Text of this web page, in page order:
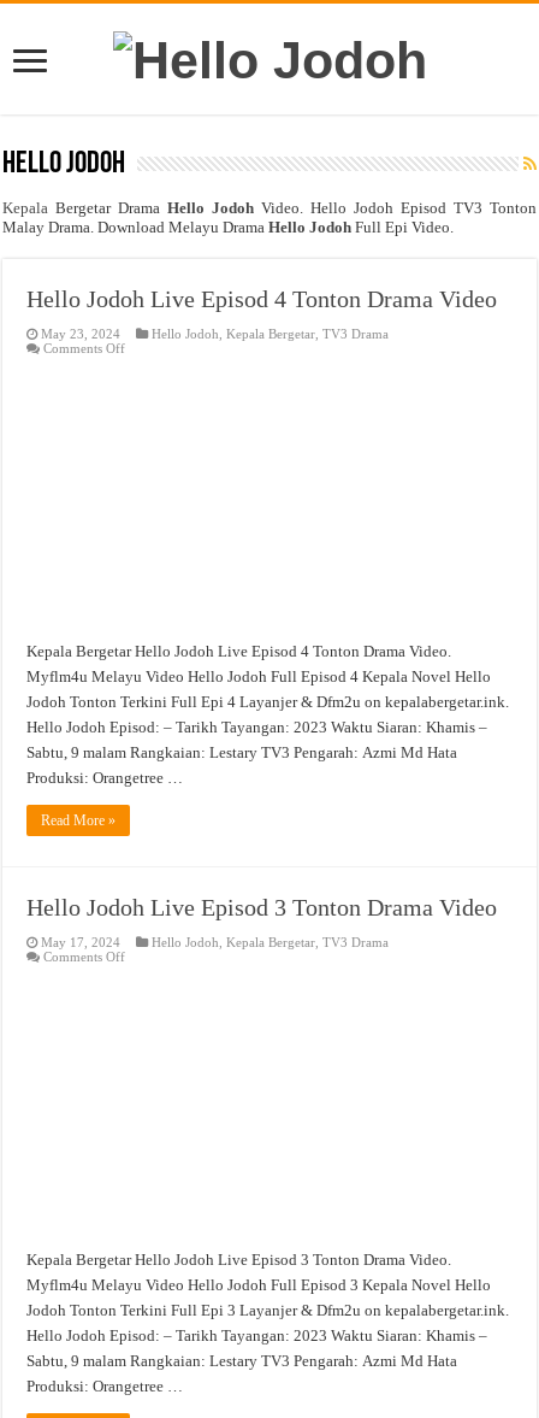
Hello Jodoh
Kepala Bergetar DramaHello Jodoh Video. Hello Jodoh Episod TV3 Tonton
Malay Drama. Download Melayu DramaHello Jodoh Full Epi Video.
Hello Jodoh Live Episod 4 Tonton Drama Video
May 23, 2024 Hello Jodoh ,Kepala Bergetar ,TV3 Drama
Comments Offon
Kepala Bergetar Hello Jodoh Live Episod 4 Tonton Drama Video.
Myflm4u Melayu Video Hello Jodoh Full Episod 4 Kepala Novel Hello
Jodoh Tonton Terkini Full Epi 4 Layanjer & Dfm2u on kepalabergetar.ink.
Hello Jodoh Episod: – Tarikh Tayangan: 2023 Waktu Siaran: Khamis –
Sabtu, 9 malam Rangkaian: Lestary TV3 Pengarah: Azmi Md Hata
Produksi: Orangetree …
Read More »
Hello Jodoh Live Episod 3 Tonton Drama Video
May 17, 2024 Hello Jodoh ,Kepala Bergetar ,TV3 Drama
Comments Offon
Kepala Bergetar Hello Jodoh Live Episod 3 Tonton Drama Video.
Myflm4u Melayu Video Hello Jodoh Full Episod 3 Kepala Novel Hello
Jodoh Tonton Terkini Full Epi 3 Layanjer & Dfm2u on kepalabergetar.ink.
Hello Jodoh Episod: – Tarikh Tayangan: 2023 Waktu Siaran: Khamis –
Sabtu, 9 malam Rangkaian: Lestary TV3 Pengarah: Azmi Md Hata
Produksi: Orangetree …